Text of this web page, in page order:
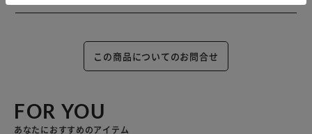
この商品についてのお問合せ
FOR YOU
あなたにおすすめのアイテム